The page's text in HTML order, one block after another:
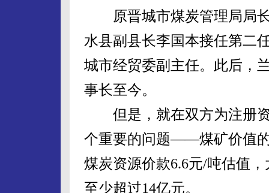
原晋城市煤炭管理局局长
水县副县长李国本接任第二
城市经贸委副主任。此后，
事长至今。
但是，就在双方为注册资
个重要的问题——煤矿价值
煤炭资源价款6.6元/吨估值
至少超过14亿元。